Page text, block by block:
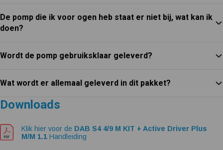
De pomp die ik voor ogen heb staat er niet bij, wat kan ik
doen?
Wordt de pomp gebruiksklaar geleverd?
Wat wordt er allemaal geleverd in dit pakket?
Downloads
Klik hier voor de DAB S4 4/9 M KIT + Active Driver Plus
M/M 1.1 Handleiding